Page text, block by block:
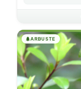
🌲ARBUSTE